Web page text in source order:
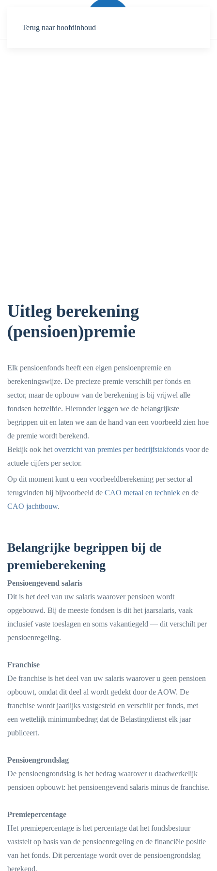
Terug naar hoofdinhoud
Uitleg berekening
(pensioen)premie
Elk pensioenfonds heeft een eigen pensioenpremie en
berekeningswijze. De precieze premie verschilt per fonds en
sector, maar de opbouw van de berekening is bij vrijwel alle
fondsen hetzelfde. Hieronder leggen we de belangrijkste
begrippen uit en laten we aan de hand van een voorbeeld zien hoe
de premie wordt berekend.
Bekijk ook het overzicht van premies per bedrijfstakfonds voor de
actuele cijfers per sector.
Op dit moment kunt u een voorbeeldberekening per sector al
terugvinden bij bijvoorbeeld de CAO metaal en techniek en de
CAO jachtbouw.
Belangrijke begrippen bij de
premieberekening
Pensioengevend salaris
Dit is het deel van uw salaris waarover pensioen wordt
opgebouwd. Bij de meeste fondsen is dit het jaarsalaris, vaak
inclusief vaste toeslagen en soms vakantiegeld — dit verschilt per
pensioenregeling.
Franchise
De franchise is het deel van uw salaris waarover u geen pensioen
opbouwt, omdat dit deel al wordt gedekt door de AOW. De
franchise wordt jaarlijks vastgesteld en verschilt per fonds, met
een wettelijk minimumbedrag dat de Belastingdienst elk jaar
publiceert.
Pensioengrondslag
De pensioengrondslag is het bedrag waarover u daadwerkelijk
pensioen opbouwt: het pensioengevend salaris minus de franchise.
Premiepercentage
Het premiepercentage is het percentage dat het fondsbestuur
vaststelt op basis van de pensioenregeling en de financiële positie
van het fonds. Dit percentage wordt over de pensioengrondslag
berekend.